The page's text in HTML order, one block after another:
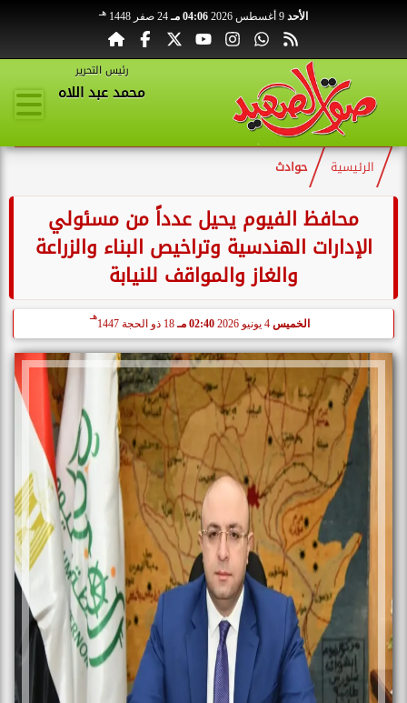
الأحد 04:06 مـ 24 صفر 1448 هـ
رئيس التحرير
محمد عبد اللاه
الرئيسية حوادث
محافظ الفيوم يحيل عدداً من مسئولي
الإدارات الهندسية وتراخيص البناء والزراعة
والغاز والمواقف للنيابة
الخميس 02:40 مـ 18 ذو الحجة 1447
هـ